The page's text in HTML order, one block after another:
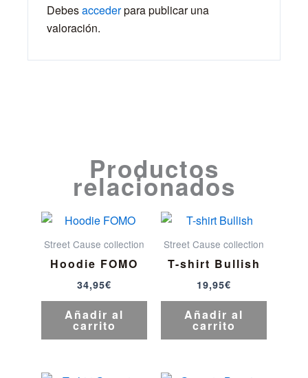
Debesaccederpara publicar una
valoración.
Productos
relacionados
Street Cause collection
Hoodie FOMO
34,95€
Añadir al
carrito
Street Cause collection
T-shirt Bullish
19,95€
Añadir al
carrito